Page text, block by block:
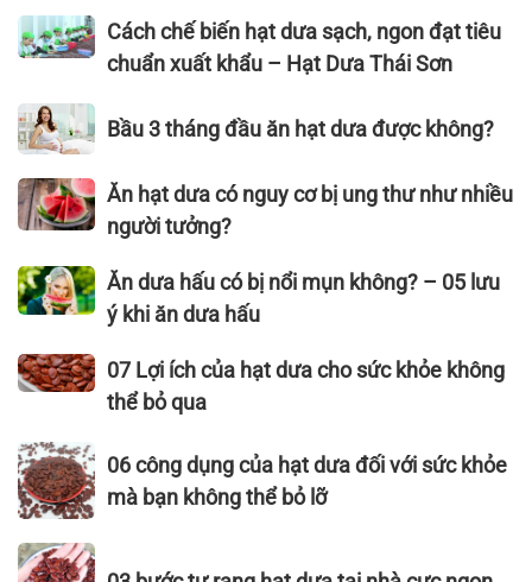
ngon,
giá
chất
lượng
thể
bỏ
bài
thuốc
công
dụng
quả
Cách
chế
hạt
dưa
ngon
đạt
chuẩn
xuất
–
Hạt
Thái
Sơn
Cách chế biến hạt dưa sạch, ngon đạt tiêu
chuẩn xuất khẩu – Hạt Dưa Thái Sơn
Bầu
3
đầu
ăn
dưa
được
Bầu 3 tháng đầu ăn hạt dưa được không?
Ăn
hạt
có
nguy
bị
ung
như
nhiều
người
Ăn hạt dưa có nguy cơ bị ung thư như nhiều
người tưởng?
Ăn
dưa
có
bị
mụn
không?
–
lưu
Ăn dưa hấu có bị nổi mụn không? – 05 lưu
ý khi ăn dưa hấu
07
Lợi
của
hạt
dưa
cho
sức
07 Lợi ích của hạt dưa cho sức khỏe không
thể bỏ qua
06
công
dụng
của
hạt
06 công dụng của hạt dưa đối với sức khỏe
mà bạn không thể bỏ lỡ
03